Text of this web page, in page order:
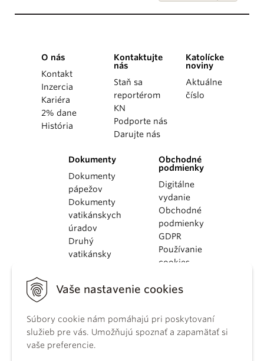
Vaše nastavenie cookies
Súbory cookie nám pomáhajú pri poskytovaní
služieb pre vás. Umožňujú spoznať a zapamätať si
vaše preferencie.
O nás
Kontakt
Inzercia
Kariéra
2% dane
História
Kontaktujte
nás
Staň sa
reportérom
KN
Podporte nás
Darujte nás
Katolícke
noviny
Aktuálne
číslo
Dokumenty
Dokumenty
pápežov
Dokumenty
vatikánskych
úradov
Druhý
vatikánsky
KBS
kánonického
práva
Katechizmus
Obchodné
podmienky
Digitálne
vydanie
Obchodné
podmienky
GDPR
Používanie
cookies